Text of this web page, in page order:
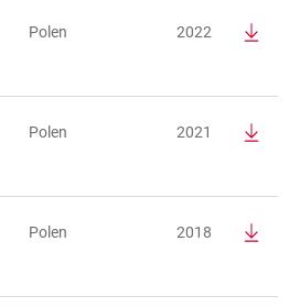
Polen 2022
Polen 2021
Polen 2018